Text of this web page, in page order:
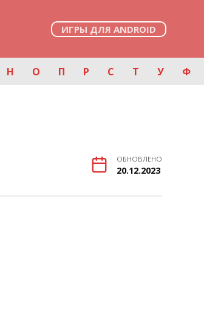
ИГРЫ ДЛЯ ANDROID
Н О П Р С Т У Ф
ОБНОВЛЕНО
20.12.2023